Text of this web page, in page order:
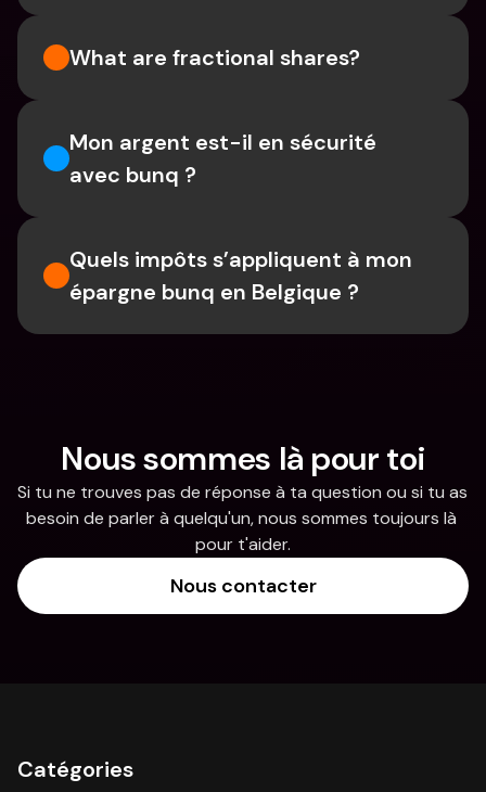
What are fractional shares?
Mon argent est-il en sécurité
avec bunq ?
Quels impôts s’appliquent à mon
épargne bunq en Belgique ?
Nous sommes là pour toi
Si tu ne trouves pas de réponse à ta question ou si tu as
besoin de parler à quelqu'un, nous sommes toujours là
pour t'aider.
Nous contacter
Catégories